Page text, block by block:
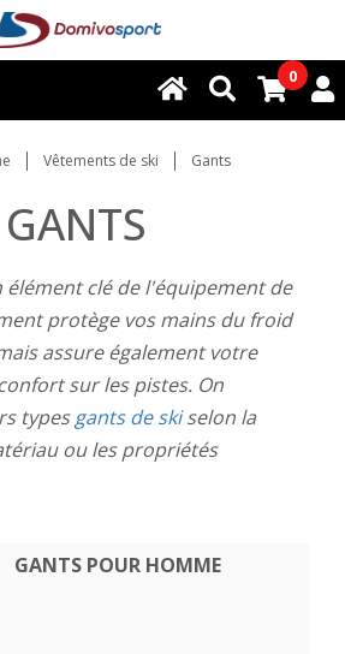
0
Vêtements de ski Gants
GANTS
élément clé de l'équipement de
protège vos mains du froid
assure également votre
sur les pistes. On
typesgants de skiselon la
ou les propriétés
GANTS POUR HOMME